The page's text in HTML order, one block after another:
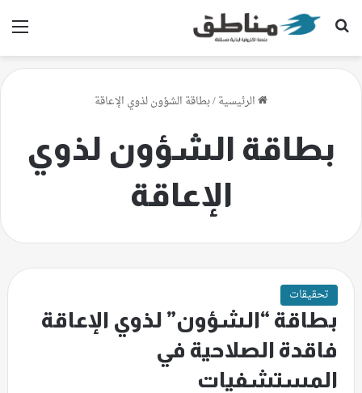
بحث عن
الرئيسية/بطاقة الشؤون لذوي الإعاقة
بطاقة الشؤون لذوي
الإعاقة
تحقيقات
بطاقة “الشؤون” لذوي الإعاقة
فاقدة الصلاحية في
المستشفيات